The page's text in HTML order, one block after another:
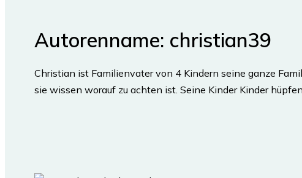
Autorenname: christian39
Christian ist Familienvater von 4 Kindern seine ganze
sie wissen worauf zu achten ist. Seine Kinder Kinder